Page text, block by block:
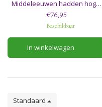
Middeleeuwen hadden hoge,
stevige stenen muren ter
bescherming tegen vijandelijke
aanvallen. Een kasteel had een
ophaalbrug, torens voor een
goed zicht op het landschap en
een gracht met water.
€76,95
Beschikbaar
In winkelwagen
Standaard